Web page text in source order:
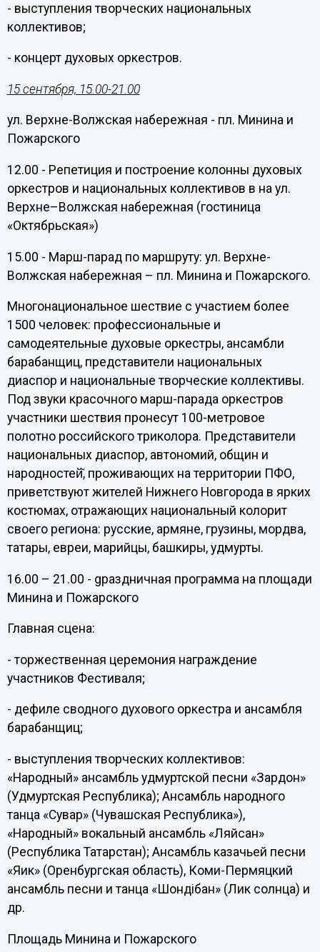
- выступления творческих национальных
коллективов;
- концерт духовых оркестров.
15 сентября, 15.00-21.00
ул. Верхне-Волжская набережная - пл. Минина и
Пожарского
12.00 - Репетиция и построение колонны духовых
оркестров и национальных коллективов в на ул.
Верхне–Волжская набережная (гостиница
«Октябрьская»)
15.00 - Марш-парад по маршруту: ул. Верхне-
Волжская набережная – пл. Минина и Пожарского.
Многонациональное шествие с участием более
1500 человек: профессиональные и
самодеятельные духовые оркестры, ансамбли
барабанщиц, представители национальных
диаспор и национальные творческие коллективы.
Под звуки красочного марш-парада оркестров
участники шествия пронесут 100-метровое
полотно российского триколора. Представители
национальных диаспор, автономий, общин и
народностей̆, проживающих на территории ПФО,
приветствуют жителей Нижнего Новгорода в ярких
костюмах, отражающих национальный колорит
своего региона: русские, армяне, грузины, мордва,
татары, евреи, марийцы, башкиры, удмурты.
16.00 – 21.00 - gраздничная программа на площади
Минина и Пожарского
Главная сцена:
- торжественная церемония награждение
участников Фестиваля;
- дефиле сводного духового оркестра и ансамбля
барабанщиц;
- выступления творческих коллективов:
«Народный» ансамбль удмуртской песни «Зардон»
(Удмуртская Республика); Ансамбль народного
танца «Сувар» (Чувашская Республика»),
«Народный» вокальный ансамбль «Ляйсан»
(Республика Татарстан); Ансамбль казачьей песни
«Яик» (Оренбургская область), Коми-Пермяцкий
ансамбль песни и танца «Шондiбан» (Лик солнца) и
др.
Площадь Минина и Пожарского